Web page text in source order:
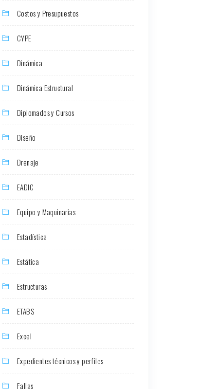
Costos y Presupuestos
CYPE
Dinámica
Dinámica Estructural
Diplomados y Cursos
Diseño
Drenaje
EADIC
Equipo y Maquinarias
Estadística
Estática
Estructuras
ETABS
Excel
Expedientes técnicos y perfiles
Fallas